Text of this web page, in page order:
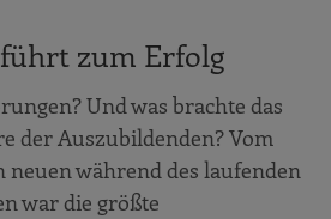
zum Erfolg
Und was brachte das
der Auszubildenden? Vom
neuen während des laufenden
war die größte